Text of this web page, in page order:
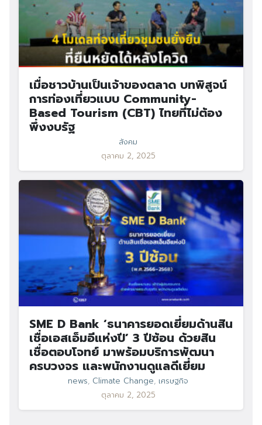
เมื่อชาวบ้านเป็นเจ้าของตลาด บทพิสูจน์
การท่องเที่ยวแบบ Community-
Based Tourism (CBT) ไทยที่ไม่ต้อง
พึ่งงบรัฐ
สังคม
ตุลาคม 2, 2025
SME D Bank ‘ธนาคารยอดเยี่ยมด้านสิน
เชื่อเอสเอ็มอีแห่งปี’ 3 ปีซ้อน ด้วยสิน
เชื่อตอบโจทย์ มาพร้อมบริการพัฒนา
ครบวงจร และพนักงานดูแลดีเยี่ยม
news, Climate Change, เศรษฐกิจ
ตุลาคม 2, 2025